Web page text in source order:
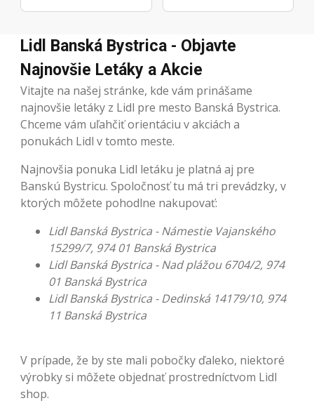
Lidl Banská Bystrica - Objavte
Najnovšie Letáky a Akcie
Vitajte na našej stránke, kde vám prinášame
najnovšie letáky z Lidl pre mesto Banská Bystrica.
Chceme vám uľahčiť orientáciu v akciách a
ponukách Lidl v tomto meste.
Najnovšia ponuka Lidl letáku je platná aj pre
Banskú Bystricu. Spoločnosť tu má tri prevádzky, v
ktorých môžete pohodlne nakupovať:
Lidl Banská Bystrica - Námestie Vajanského
15299/7, 974 01 Banská Bystrica
Lidl Banská Bystrica - Nad plážou 6704/2, 974
01 Banská Bystrica
Lidl Banská Bystrica - Dedinská 14179/10, 974
11 Banská Bystrica
V prípade, že by ste mali pobočky ďaleko, niektoré
výrobky si môžete objednať prostredníctvom Lidl
shop.